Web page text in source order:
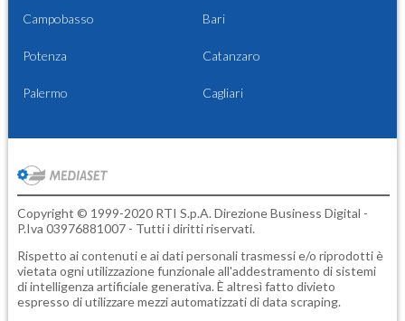
Campobasso Bari
Potenza Catanzaro
Palermo Cagliari
Copyright © 1999-2020 RTI S.p.A. Direzione Business Digital -
P.Iva 03976881007 - Tutti i diritti riservati.
Rispetto ai contenuti e ai dati personali trasmessi e/o riprodotti è
vietata ogni utilizzazione funzionale all'addestramento di sistemi
di intelligenza artificiale generativa. È altresì fatto divieto
espresso di utilizzare mezzi automatizzati di data scraping.